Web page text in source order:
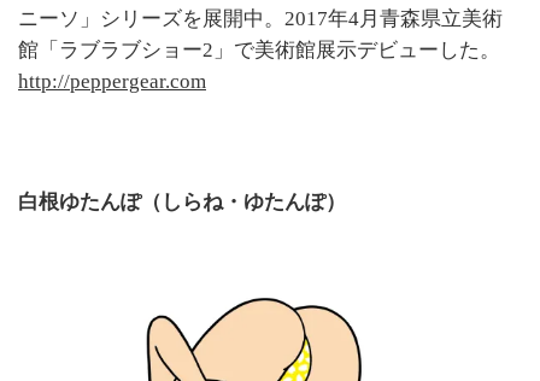
ニーソ」シリーズを展開中。2017年4月青森県立美術
館「ラブラブショー2」で美術館展示デビューした。
http://peppergear.com
白根ゆたんぽ（しらね・ゆたんぽ）